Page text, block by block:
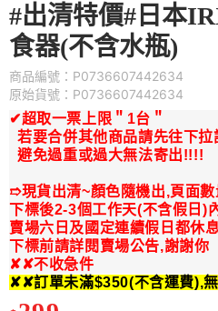
#出清特價#日本
食器(不含水瓶)
商品編號：P0736607442634
原始貨號：P0736607442634
✔超取一票上限＂1台＂
若要合併其他商品請先往下拉
避免過重或過大無法寄出!!!!
➱現貨出清~顏色隨機出,頁面數
下標後2-3個工作天(不含假日)
賣場六日及國定連續假日都休
下標前請詳閱賣場公告,謝謝你
✘✘不收急件
✘✘訂單未滿$350(不含運費),